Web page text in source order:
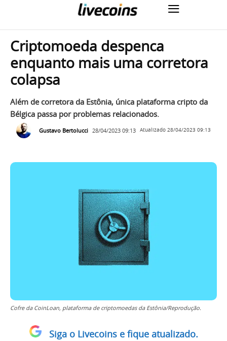
Criptomoeda despenca
enquanto mais uma corretora
colapsa
Além de corretora da Estônia, única plataforma cripto da
Bélgica passa por problemas relacionados.
Gustavo Bertolucci 28/04/2023 09:13 Atualizado 28/04/2023 09:13
Cofre da CoinLoan, plataforma de criptomoedas da Estônia/Reprodução.
Siga o Livecoins e fique atualizado.